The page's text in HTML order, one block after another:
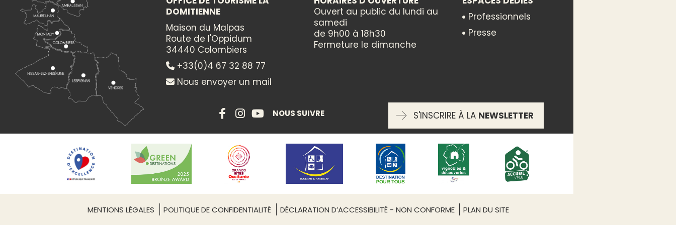
DÉGUSTEZ DES PRODUITS DU TERROIR DANS UN
CHÂTEAU
THÈMES
Gastronomie
Médiéval
CHATEAU DE PERDIGUIER
Producteurs du terroir
Situé à Maraussan, ce château féodal du XIVe siècle veille sur un vignoble de 25 hectares cultivé
par la famille Feracci. L’accueil pour la dégustation et la vente s'effectue désormais directement
DOMITIENNE
Maison du Malpas
Route de l'Oppidum
34440 Colombiers
+33(0)4 67 32 88 77
Nous envoyer un mail
Ouvert au public du lundi au
samedi
de 9h00 à 18h30
Fermeture le dimanche
Professionnels
Presse
NOUS SUIVRE S'INSCRIRE À LA NEWSLETTER
MENTIONS LÉGALES POLITIQUE DE CONFIDENTIALITÉ DÉCLARATION D’ACCESSIBILITÉ - NON CONFORME PLAN DU SITE